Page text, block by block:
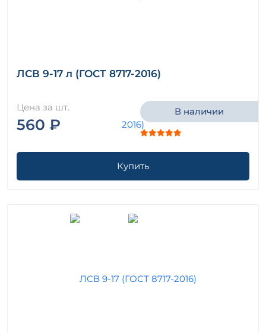
ЛСВ 9-17 л (ГОСТ 8717-2016)
Цена за шт.
560 ₽
В наличии
Купить